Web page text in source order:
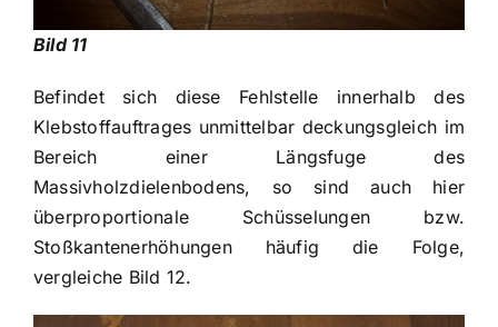
Bild 11
Befindet sich diese Fehlstelle innerhalb des
Klebstoffauftrages unmittelbar deckungsgleich im
Bereich einer Längsfuge des
Massivholzdielenbodens, so sind auch hier
überproportionale Schüsselungen bzw.
Stoßkantenerhöhungen häufig die Folge,
vergleiche Bild 12.